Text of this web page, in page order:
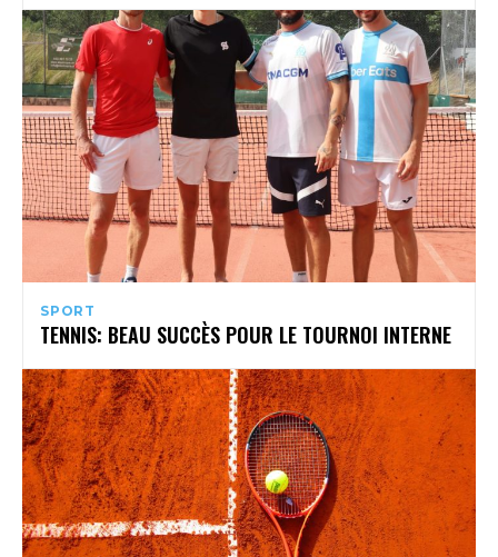
SPORT
TENNIS: BEAU SUCCÈS POUR LE TOURNOI INTERNE